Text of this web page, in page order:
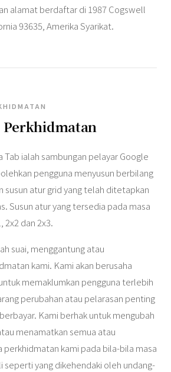
alamat berdaftar di 1987 Cogswell
93635, Amerika Syarikat.
Perkhidmatan
Tab ialah sambungan pelayar Google
pengguna menyusun berbilang
susun atur grid yang telah ditetapkan
Susun atur yang tersedia pada masa
2x2 dan 2x3.
suai, menggantung atau
kami. Kami akan berusaha
memaklumkan pengguna terlebih
perubahan atau pelarasan penting
Kami berhak untuk mengubah
menamatkan semua atau
perkhidmatan kami pada bila-bila masa
seperti yang dikehendaki oleh undang-